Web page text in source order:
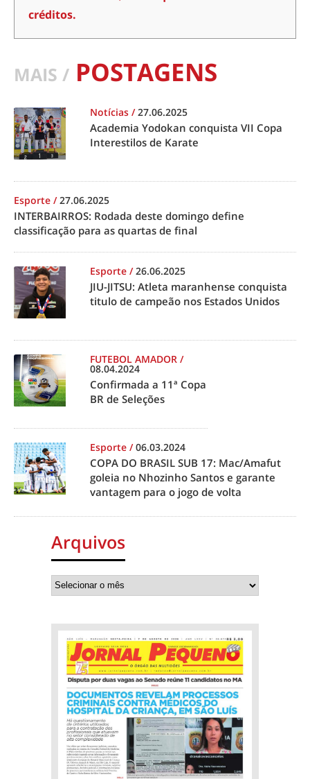
créditos.
MAIS / POSTAGENS
Notícias /27.06.2025
Academia Yodokan conquista VII Copa
Interestilos de Karate
Esporte /27.06.2025
INTERBAIRROS: Rodada deste domingo define
classificação para as quartas de final
Esporte /26.06.2025
JIU-JITSU: Atleta maranhense conquista
titulo de campeão nos Estados Unidos
FUTEBOL AMADOR /
08.04.2024
Confirmada a 11ª Copa
BR de Seleções
Esporte /06.03.2024
COPA DO BRASIL SUB 17: Mac/Amafut
goleia no Nhozinho Santos e garante
vantagem para o jogo de volta
Arquivos